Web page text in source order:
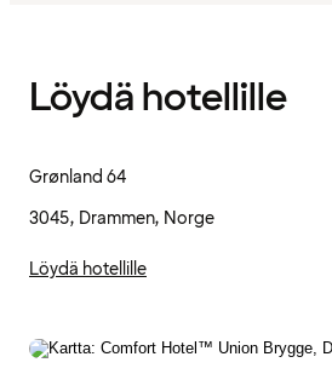
Löydä hotellille
Grønland 64
3045, Drammen, Norge
Löydä hotellille